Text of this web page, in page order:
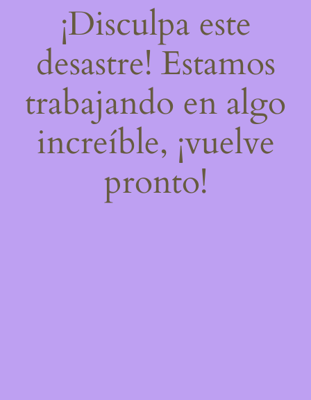
¡Disculpa este
desastre! Estamos
trabajando en algo
increíble, ¡vuelve
pronto!